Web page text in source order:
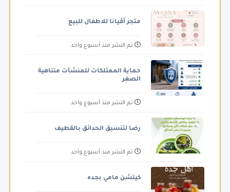
متجر أڤيانا للاطفال للبيع
تم النشر منذ أسبوع واحد
حماية الممتلكات للمنشآت متناهية
الصغر
تم النشر منذ أسبوع واحد
رضا لتنسيق الحدائق بالقطيف
تم النشر منذ أسبوع واحد
كيتشن مامي بجده